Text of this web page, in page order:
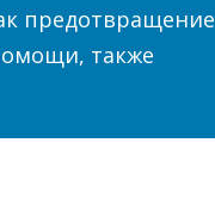
предотвращение
также